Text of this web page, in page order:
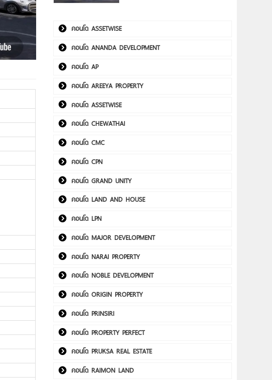
คอนโด ASSETWISE
คอนโด ANANDA DEVELOPMENT
คอนโด AP
คอนโด AREEYA PROPERTY
คอนโด ASSETWISE
คอนโด CHEWATHAI
คอนโด CMC
คอนโด CPN
คอนโด GRAND UNITY
คอนโด LAND AND HOUSE
คอนโด LPN
คอนโด MAJOR DEVELOPMENT
คอนโด NARAI PROPERTY
คอนโด NOBLE DEVELOPMENT
คอนโด ORIGIN PROPERTY
คอนโด PRINSIRI
คอนโด PROPERTY PERFECT
คอนโด PRUKSA REAL ESTATE
คอนโด RAIMON LAND